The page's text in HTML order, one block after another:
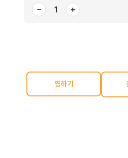
− +
찜하기